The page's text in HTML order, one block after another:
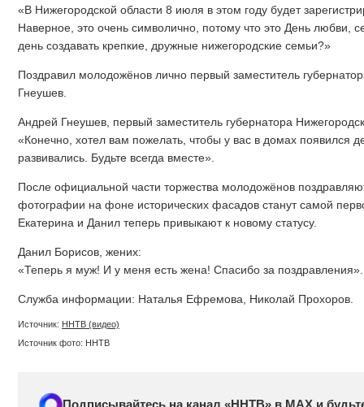
«В Нижегородской области 8 июля в этом году будет
Наверное, это очень символично, потому что это День любви,
день создавать крепкие, дружные нижегородские семьи?»
Поздравил молодожёнов лично первый заместитель
Гнеушев.
Андрей Гнеушев, первый заместитель губернатора
«Конечно, хотел вам пожелать, чтобы у вас в домах появился
развивались. Будьте всегда вместе».
После официальной части торжества молодожёнов
фотографии на фоне исторических фасадов станут самой
Екатерина и Данил теперь привыкают к новому статусу.
Данил Борисов, жених:
«Теперь я муж! И у меня есть жена! Спасибо за поздравления».
Служба информации: Наталья Ефремова, Николай Прохоров.
Источник: ННТВ (видео)
Источник фото: ННТВ